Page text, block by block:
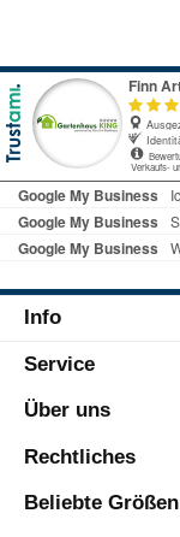
Info
Service
Über uns
Rechtliches
Beliebte Größen